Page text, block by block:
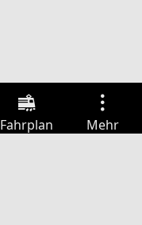
Fahrplan Mehr